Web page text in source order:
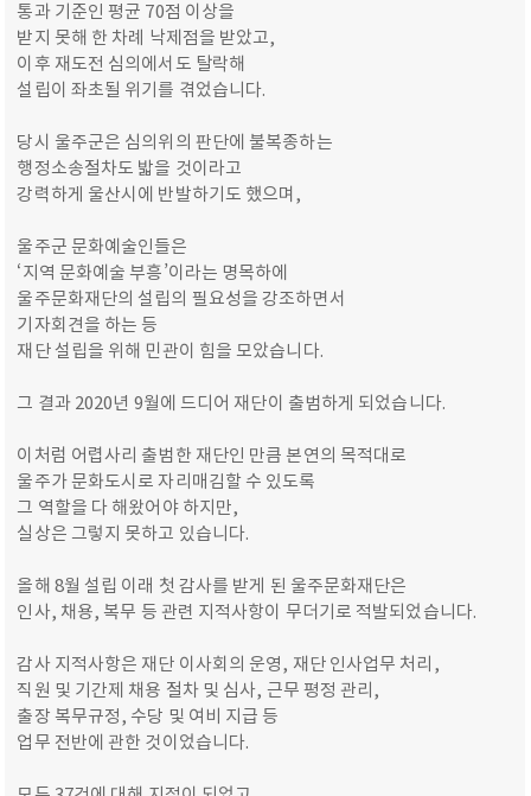
통과 기준인 평균 70점 이상을
받지 못해 한 차례 낙제점을 받았고,
이후 재도전 심의에서도 탈락해
설립이 좌초될 위기를 겪었습니다.
당시 울주군은 심의위의 판단에 불복종하는
행정소송절차도 밟을 것이라고
강력하게 울산시에 반발하기도 했으며,
울주군 문화예술인들은
‘지역 문화예술 부흥’이라는 명목하에
울주문화재단의 설립의 필요성을 강조하면서
기자회견을 하는 등
재단 설립을 위해 민관이 힘을 모았습니다.
그 결과 2020년 9월에 드디어 재단이 출범하게 되었습니다.
이처럼 어렵사리 출범한 재단인 만큼 본연의 목적대로
울주가 문화도시로 자리매김할 수 있도록
그 역할을 다 해왔어야 하지만,
실상은 그렇지 못하고 있습니다.
올해 8월 설립 이래 첫 감사를 받게 된 울주문화재단은
인사, 채용, 복무 등 관련 지적사항이 무더기로 적발되었습니다.
감사 지적사항은 재단 이사회의 운영, 재단 인사업무 처리,
직원 및 기간제 채용 절차 및 심사, 근무 평정 관리,
출장 복무규정, 수당 및 여비 지급 등
업무 전반에 관한 것이었습니다.